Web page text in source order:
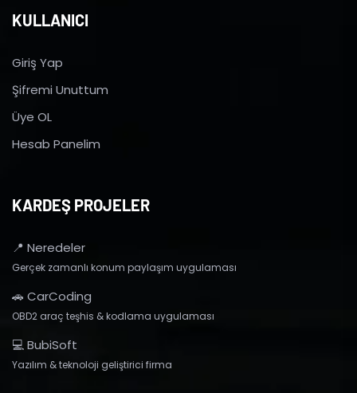
KULLANICI
Giriş Yap
Şifremi Unuttum
Üye OL
Hesab Panelim
KARDEŞ PROJELER
📍 Neredeler
Gerçek zamanlı konum paylaşım uygulaması
🚗 CarCoding
OBD2 araç teşhis & kodlama uygulaması
💻 BubiSoft
Yazılım & teknoloji geliştirici firma